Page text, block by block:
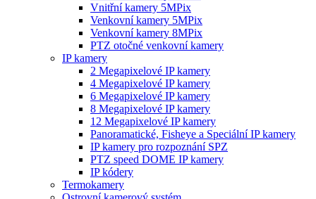
Vnitřní kamery 5MPix
Venkovní kamery 5MPix
Venkovní kamery 8MPix
PTZ otočné venkovní kamery
IP kamery
2 Megapixelové IP kamery
4 Megapixelové IP kamery
6 Megapixelové IP kamery
8 Megapixelové IP kamery
12 Megapixelové IP kamery
Panoramatické, Fisheye a Speciální IP kamery
IP kamery pro rozpoznání SPZ
PTZ speed DOME IP kamery
IP kódery
Termokamery